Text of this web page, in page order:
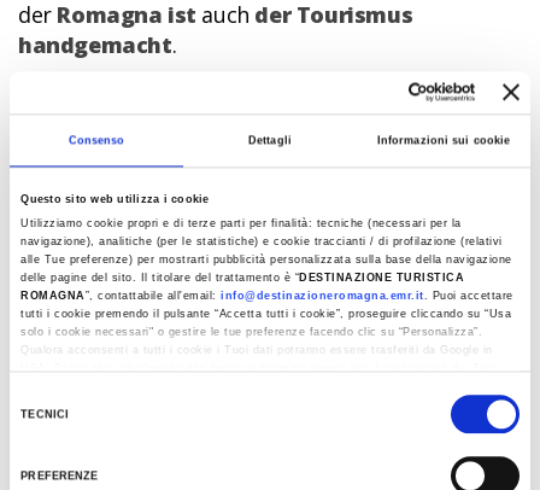
Consenso Dettagli Informazioni sui cookie
Questo sito web utilizza i cookie
Utilizziamo cookie propri e di terze parti per finalità: tecniche (necessari per la
navigazione), analitiche (per le statistiche) e cookie traccianti / di profilazione (relativi
alle Tue preferenze) per mostrarti pubblicità personalizzata sulla base della navigazione
delle pagine del sito. Il titolare del trattamento è “ DESTINAZIONE TURISTICA
ROMAGNA”, contattabile all'email:info@destinazioneromagna.emr.it. Puoi accettare
tutti i cookie premendo il pulsante “Accetta tutti i cookie”, proseguire cliccando su “Usa
solo i cookie necessari" o gestire le tue preferenze facendo clic su “Personalizza”.
Qualora acconsenti a tutti i cookie i Tuoi dati potranno essere trasferiti da Google in
TECNICI
PREFERENZE
der Romagna ist auch der Tourismus
handgemacht.
Entdecken sie das Handwerk in
der Romagna,
eine Entdeckungsreisenach der
anderen